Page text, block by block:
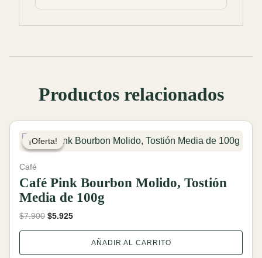
Productos relacionados
¡Oferta!
¡Oferta!
Café
Café Pink Bourbon Molido, Tostión
Media de 100g
$7.900 El
$5.925El
AÑADIR AL CARRITO